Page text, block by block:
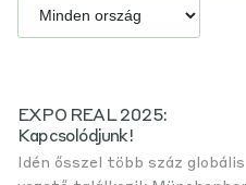
EXPO REAL 2025:
Kapcsolódjunk!
Idén ősszel több száz globális